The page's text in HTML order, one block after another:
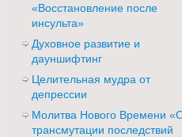
«Восстановление после
инсульта»
Духовное развитие и
дауншифтинг
Целительная мудра от
депрессии
Молитва Нового Времени
трансмутации последствий